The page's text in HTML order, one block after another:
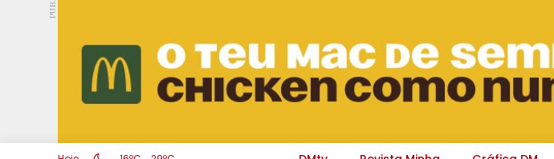
PUB.